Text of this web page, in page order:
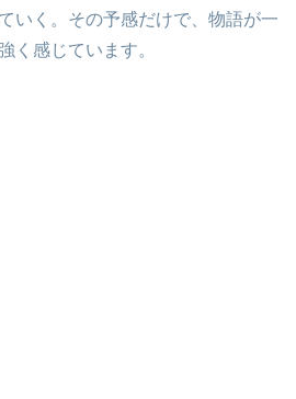
いく。その予感だけで、物語が一
く感じています。